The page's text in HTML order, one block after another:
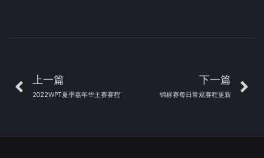
上一篇
2022WPT夏季嘉年华主赛赛程
下一篇
锦标赛每日常规赛程更新